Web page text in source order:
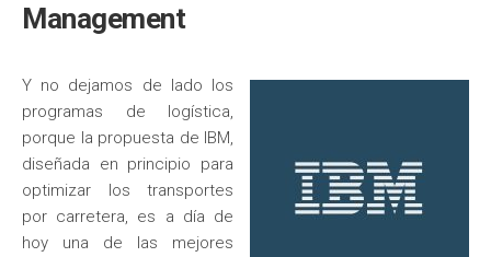
Management
Y no dejamos de lado los
programas de logística,
porque la propuesta de IBM,
diseñada en principio para
optimizar los transportes
por carretera, es a día de
hoy una de las mejores